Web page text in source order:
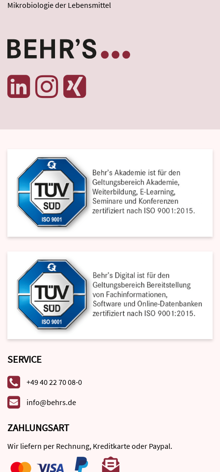
Mikrobiologie der Lebensmittel
SERVICE
+49 40 22 70 08-0
info@behrs.de
ZAHLUNGSART
Wir liefern per Rechnung, Kreditkarte oder Paypal.